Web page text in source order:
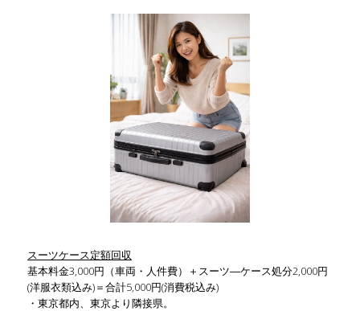
スーツケース定額回収
基本料金3,000円（車両・人件費）＋スーツ―ケース処分2,000円
(洋服衣類込み)＝合計5,000円(消費税込み)
・東京都内、東京より隣接県。